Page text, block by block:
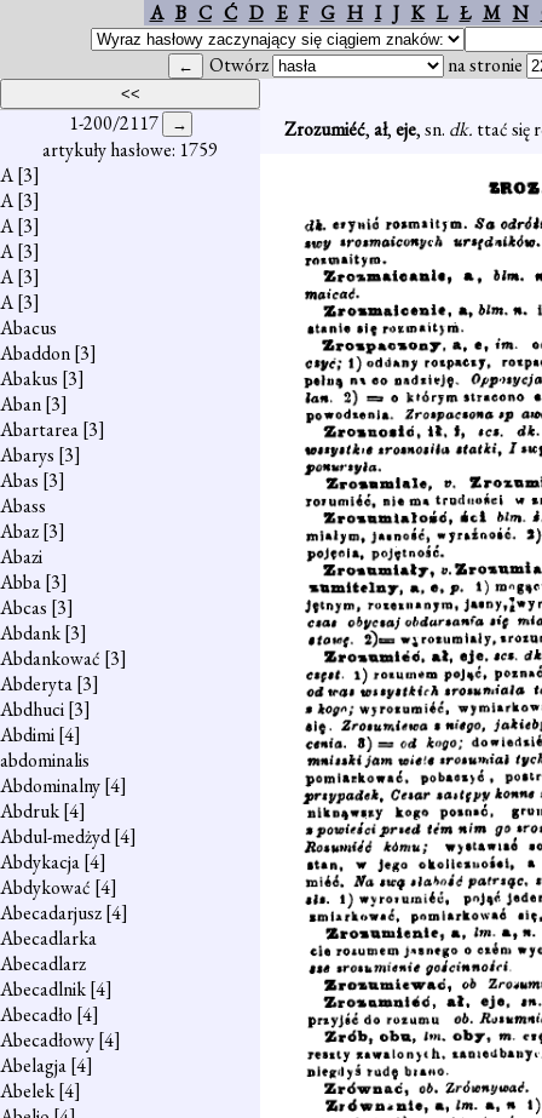
A B C Ć D E F G H I J K L Ł M N
Otwórz na stronie
1-200/2117
artykuły hasłowe: 1759
A[3]
A[3]
A[3]
A[3]
A[3]
A[3]
Abacus
Abaddon[3]
Abakus [3]
Aban[3]
Abartarea[3]
Abarys [3]
Abas [3]
Abass
Abaz[3]
Abazi
Abba[3]
Abcas [3]
Abdank[3]
Abdankować [3]
Abderyta[3]
Abdhuci[3]
Abdimi[4]
abdominalis
Abdominalny[4]
Abdruk[4]
Abdul-medżyd[4]
Abdykacja[4]
Abdykować [4]
Abecadarjusz[4]
Abecadlarka
Abecadlarz
Abecadlnik[4]
Abecadło [4]
Abecadłowy[4]
Abelagja[4]
Abelek[4]
Zrozumiéć,ał,eje, sn. dk. ttać się